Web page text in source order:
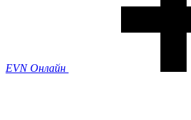
EVN Онлайн